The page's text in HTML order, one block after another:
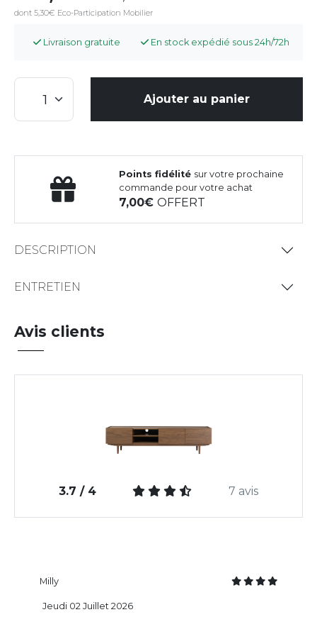
dont 5,30€ Eco-Participation Mobilier
Livraison gratuite En stock expédié sous 24h/72h
Ajouter au panier
Points fidélité sur votre prochaine
commande pour votre achat
7,00OFFERT
DESCRIPTION
ENTRETIEN
Avis clients
3.7 / 4 7 avis
Milly
Jeudi 02 Juillet 2026